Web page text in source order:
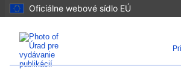
Oficiálne webové sídlo EÚ